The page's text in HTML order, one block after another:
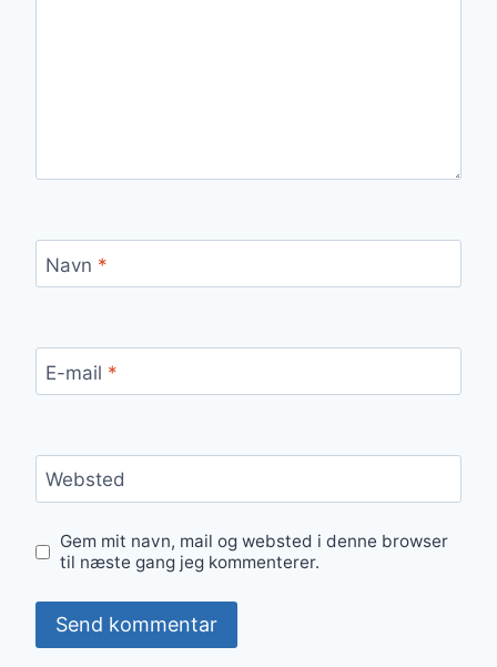
Navn *
E-mail *
Websted
Gem mit navn, mail og websted i denne browser
til næste gang jeg kommenterer.